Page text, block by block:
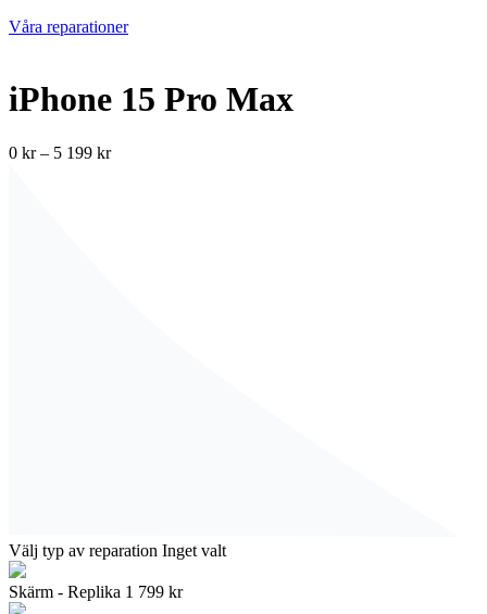
Våra reparationer
iPhone 15 Pro Max
0 kr– 5 199 kr
Välj typ av reparation Inget valt
Skärm - Replika 1 799 kr